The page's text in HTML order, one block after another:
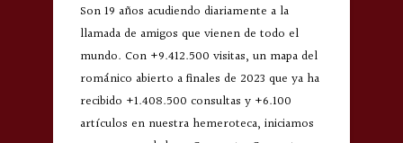
Son 19 años acudiendo diariamente a la
llamada de amigos que vienen de todo el
mundo. Con +9.412.500 visitas, un mapa del
románico abierto a finales de 2023 que ya ha
recibido +1.408.500 consultas y +6.100
artículos en nuestra hemeroteca, iniciamos